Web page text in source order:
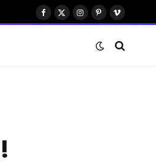
Facebook
X
Instagram
PinterestVimeo